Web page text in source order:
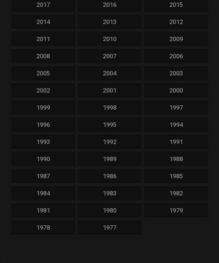
2017 2016 2015
2014 2013 2012
2011 2010 2009
2008 2007 2006
2005 2004 2003
2002 2001 2000
1999 1998 1997
1996 1995 1994
1993 1992 1991
1990 1989 1988
1987 1986 1985
1984 1983 1982
1981 1980 1979
1978 1977